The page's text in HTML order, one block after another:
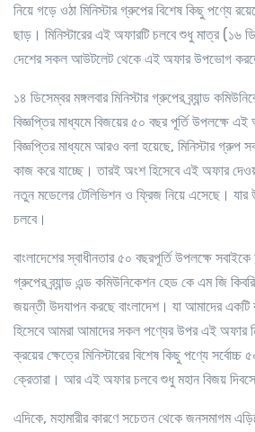
নিয়ে গড়ে ওঠা মিনিস্টার গ্রুপের বিশেষ কিছু পণ্যে
ছাড়। মিনিস্টারের এই অফারটি চলবে শুধু মাত্র (১৬
দেশের সকল আউটলেট থেকে এই অফার উপভোগ করতে
১৪ ডিসেম্বর মঙ্গলবার মিনিস্টার গ্রুপের ব্র্যান্ড
বিজ্ঞপ্তির মাধ্যমে বিজয়ের ৫০ বছর পূর্তি উপলক্ষে এই
বিজ্ঞপ্তির মাধ্যমে আরও বলা হয়েছে, মিনিস্টার গ্রুপ
কাজ করে যাচ্ছে। তারই অংশ হিসেবে এই অফার
নতুন মডেলের টেলিভিশন ও ফ্রিজ নিয়ে এসেছে।
চলবে।
বাংলাদেশের স্বাধীনতার ৫০ বছরপূর্তি উপলক্ষে সবাইকে
গ্রুপের ব্র্যান্ড এন্ড কমিউনিকেশন হেড কে এম জি
জয়ন্তী উদযাপন করছে বাংলাদেশ। যা আমাদের
হিসেবে আমরা আমাদের সকল পণ্যের উপর এই অফার
ক্রয়ের ক্ষেত্রে মিনিস্টারের বিশেষ কিছু পণ্যে সর্বোচ্চ
ক্রেতারা। আর এই অফার চলবে শুধু মহান বিজয়
এদিকে, মহামারীর কারণে সচেতন থেকে জনসমাগম